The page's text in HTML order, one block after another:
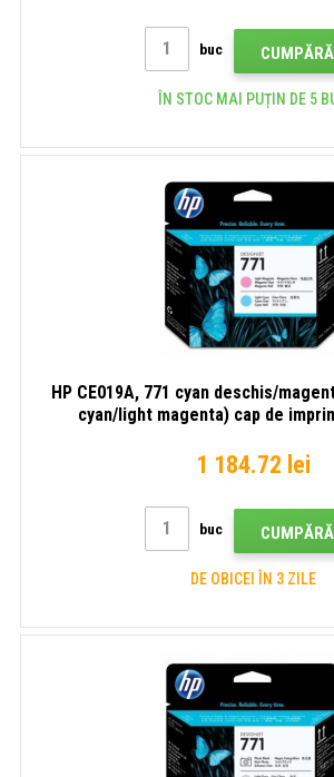
buc CUMPĂRĂ
ÎN STOC MAI PUȚIN DE 5
HP CE019A, 771 cyan deschis/
cyan/light magenta) cap de
1 184.72 lei
buc CUMPĂRĂ
DE OBICEI ÎN 3 ZILE